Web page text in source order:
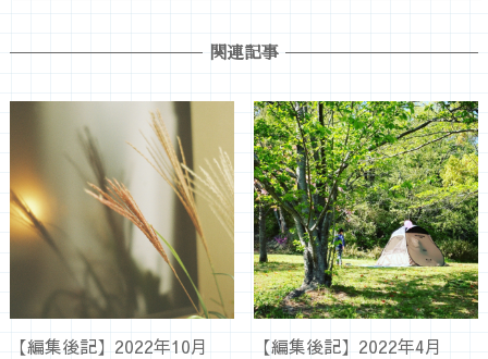
関連記事
【編集後記】2022年10月 【編集後記】2022年4月